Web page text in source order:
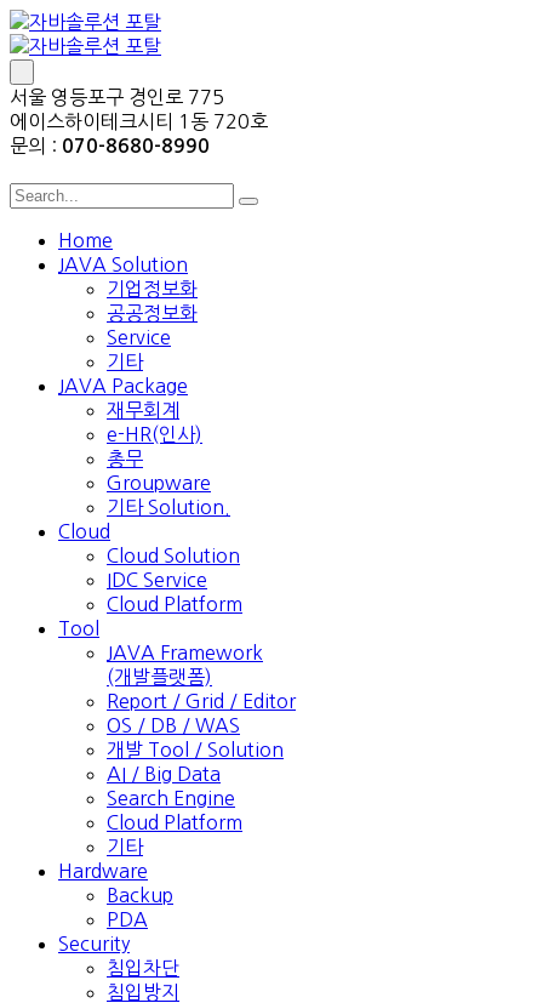
서울 영등포구 경인로 775
에이스하이테크시티 1동 720호
문의 : 070-8680-8990
Home
JAVA Solution
기업정보화
공공정보화
Service
기타
JAVA Package
재무회계
e-HR(인사)
총무
Groupware
기타 Solution.
Cloud
Cloud Solution
IDC Service
Cloud Platform
Tool
JAVA Framework
(개발플랫폼)
Report / Grid / Editor
OS / DB / WAS
개발 Tool / Solution
AI / Big Data
Search Engine
Cloud Platform
기타
Hardware
Backup
PDA
Security
침입차단
침입방지